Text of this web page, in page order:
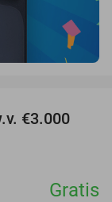
€3.000
Gratis